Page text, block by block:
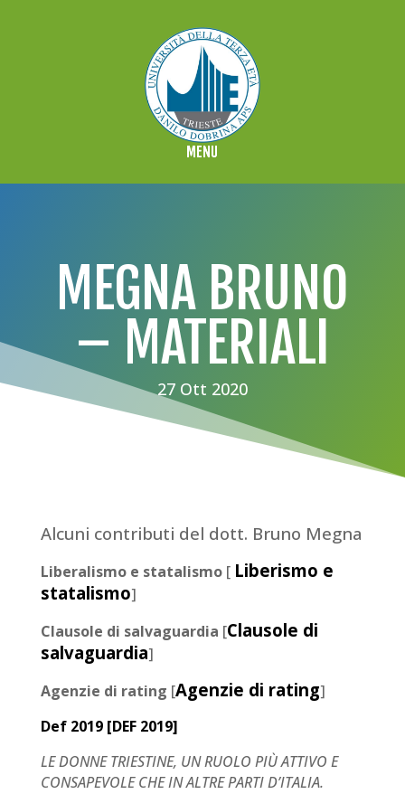
MEGNA BRUNO
– MATERIALI
27 Ott 2020
Alcuni contributi del dott. Bruno Megna
Liberalismo e statalismo[ Liberismo e
statalismo]
Clausole di salvaguardia [Clausole di
salvaguardia]
Agenzie di rating [Agenzie di rating]
Def 2019 [DEF 2019]
LE DONNE TRIESTINE, UN RUOLO PIÙ ATTIVO E
CONSAPEVOLE CHE IN ALTRE PARTI D’ITALIA.